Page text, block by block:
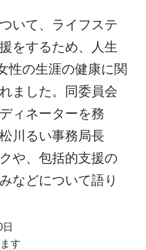
いて、ライフステ
をするため、人生
性の生涯の健康に関
ました。同委員会
ィネーターを務
川るい事務局長
や、包括的支援の
などについて語り
す